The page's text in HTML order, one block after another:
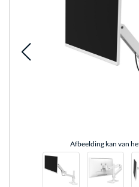
Afbeelding kan van